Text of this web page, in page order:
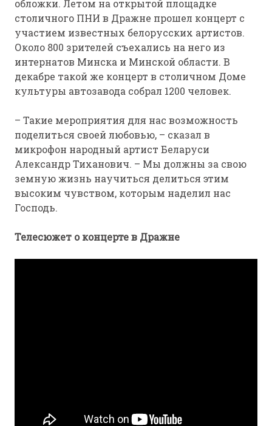
обложки. Летом на открытой площадке
столичного ПНИ в Дражне прошел концерт с
участием известных белорусских артистов.
Около 800 зрителей съехались на него из
интернатов Минска и Минской области. В
декабре такой же концерт в столичном Доме
культуры автозавода собрал 1200 человек.
– Такие мероприятия для нас возможность
поделиться своей любовью, – сказал в
микрофон народный артист Беларуси
Александр Тиханович. – Мы должны за свою
земную жизнь научиться делиться этим
высоким чувством, которым наделил нас
Господь.
Телесюжет о концерте в Дражне